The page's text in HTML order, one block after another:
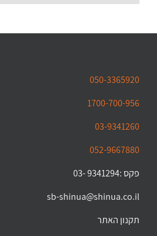
050-3365920
1700-700-956
03-9341260
052-9667880
פקס :9341294 -03
sb-shinua@shinua.co.il
תקנון האתר